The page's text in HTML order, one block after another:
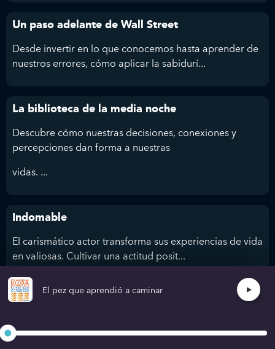
Un paso adelante de Wall Street
Desde invertir en lo que conocemos hasta aprender de
nuestros errores, cómo aplicar la sabidurí...
La biblioteca de la media noche
Descubre cómo nuestras decisiones, conexiones y
percepciones dan forma a nuestras
vidas. ...
Indomable
El carismático actor transforma sus experiencias de vida
en valiosas. Cultivar una actitud posit...
No puedes herirme
Goggins supera límites y logra lo extraordinario. Con el
“Cookie Jar” mental hasta e...
El pez que aprendió a caminar